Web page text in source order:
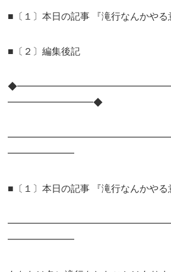
■〔１〕本日の記事 『滝行なんかやる
■〔２〕編集後記
━━━━━━━━━◆
━━━━━━━
■〔１〕本日の記事 『滝行なんかやる
━━━━━━━